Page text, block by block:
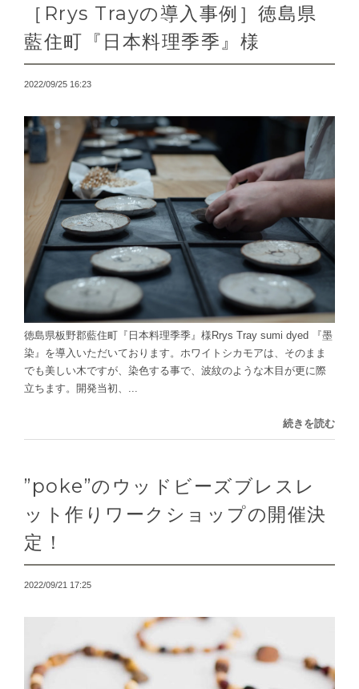
［Rrys Trayの導入事例］徳島県
藍住町『日本料理季季』様
2022/09/25 16:23
徳島県板野郡藍住町『日本料理季季』様Rrys Tray sumi dyed 『墨
染』を導入いただいております。ホワイトシカモアは、そのまま
でも美しい木ですが、染色する事で、波紋のような木目が更に際
立ちます。開発当初、...
続きを読む
”poke”のウッドビーズブレスレ
ット作りワークショップの開催決
定！
2022/09/21 17:25